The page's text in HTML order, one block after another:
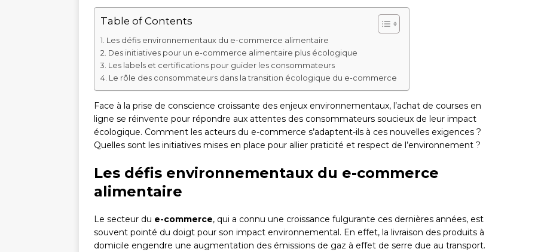
Table of Contents
Les défis environnementaux du e-commerce alimentaire
Des initiatives pour un e-commerce alimentaire plus écologique
Les labels et certifications pour guider les consommateurs
Le rôle des consommateurs dans la transition écologique du e-commerce
Face à la prise de conscience croissante des enjeux environnementaux, l’achat de courses en
ligne se réinvente pour répondre aux attentes des consommateurs soucieux de leur impact
écologique. Comment les acteurs du e-commerce s’adaptent-ils à ces nouvelles exigences ?
Quelles sont les initiatives mises en place pour allier praticité et respect de l’environnement ?
Les défis environnementaux du e-commerce
alimentaire
Le secteur du e-commerce, qui a connu une croissance fulgurante ces dernières années, est
souvent pointé du doigt pour son impact environnemental. En effet, la livraison des produits à
domicile engendre une augmentation des émissions de gaz à effet de serre due au transport.